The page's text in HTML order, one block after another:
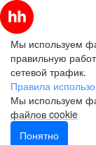
Мы используем
правильную
сетевой трафик.
Правила
Мы используем
файлов cookie
Понятно